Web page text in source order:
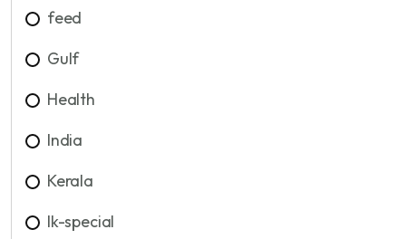
feed
Gulf
Health
India
Kerala
lk-special